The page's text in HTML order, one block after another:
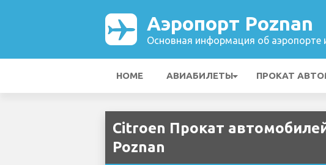
Аэропорт Poznan
Основная информация об аэропорте
HOME АВИАБИЛЕТЫ ПРОКАТ
Citroen Прокат
Poznan